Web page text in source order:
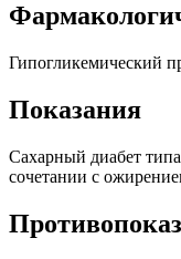
Гипогликемический
Показания
Сахарный диабет
сочетании с